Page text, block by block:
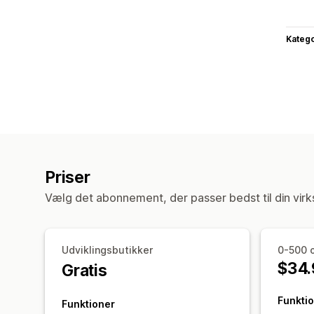
Priser
Vælg det abonnement, der passer bedst til din
Udviklingsbutikker
Gratis
Funktioner
0-500